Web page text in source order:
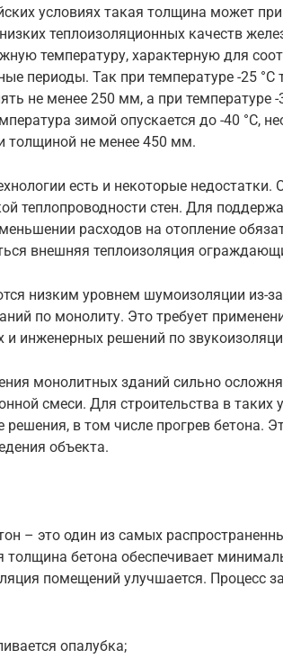
условиях такая толщина может
теплоизоляционных качеств
температуру, характерную для
периоды. Так при температуре -25
не менее 250 мм, а при температуре
зимой опускается до -40 °C,
толщиной не менее 450 мм.
есть и некоторые
теплопроводности стен. Для
расходов на отопление
внешняя теплоизоляция
низким уровнем шумоизоляции из-
по монолиту. Это требует
и инженерных решений по
монолитных зданий сильно
смеси. Для строительства в таких
решения, в том числе прогрев бетона.
объекта.
– это один из самых
толщина бетона обеспечивает
помещений улучшается. Процесс
опалубка;